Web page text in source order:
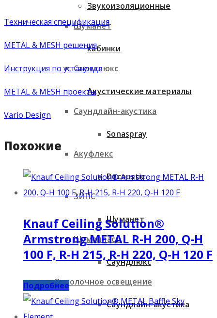
Шуманет
Саундлюкс
Саундлайн-акустика
Акуфлекс
ЗИПС
Шумопласт
Потолочное освещение
Звукоизоляционные
кабинки
Акустические материалы
Sonaspray
Decoustic
Шуманет
Саундлюкс
Саундлайн-акустика
Техническая спецификация
METAL & MESH решения
Инструкция по установке
METAL & MESH проекты
Vario Design
Похожие
Knauf Ceiling Solution®
Armstrong METAL R-H 200, Q-H
100 F, R-H 215, R-H 220, Q-H 120 F
Подробнее